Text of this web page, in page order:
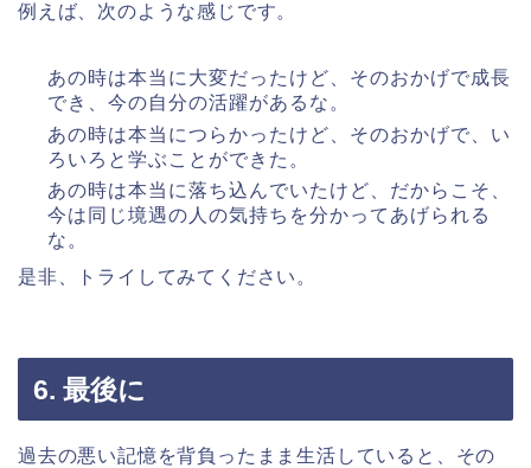
例えば、次のような感じです。
あの時は本当に大変だったけど、そのおかげで成長
でき、今の自分の活躍があるな。
あの時は本当につらかったけど、そのおかげで、い
ろいろと学ぶことができた。
あの時は本当に落ち込んでいたけど、だからこそ、
今は同じ境遇の人の気持ちを分かってあげられる
な。
是非、トライしてみてください。
6. 最後に
過去の悪い記憶を背負ったまま生活していると、その